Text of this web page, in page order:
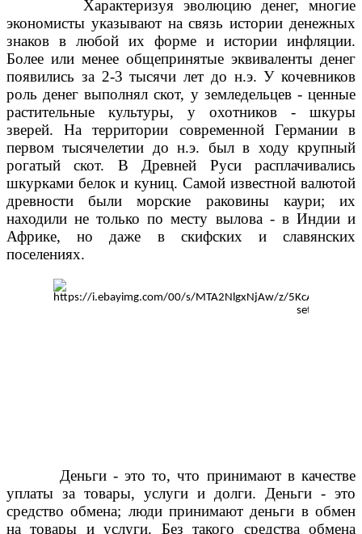
Характеризуя эволюцию денег, многие
экономисты указывают на связь истории денежных
знаков в любой их форме и истории инфляции.
Более или менее общепринятые эквиваленты денег
появились за 2-3 тысячи лет до н.э. У кочевников
роль денег выполнял скот, у земледельцев - ценные
растительные культуры, у охотников - шкуры
зверей. На территории современной Германии в
первом тысячелетии до н.э. был в ходу крупный
рогатый скот. В Древней Руси расплачивались
шкурками белок и куниц. Самой известной валютой
древности были морские раковины каури; их
находили не только по месту вылова - в Индии и
Африке, но даже в скифских и славянских
поселениях.
Деньги - это то, что принимают в качестве
уплаты за товары, услуги и долги. Деньги - это
средство обмена; люди принимают деньги в обмен
на товары и услуги. Без такого средства обмена